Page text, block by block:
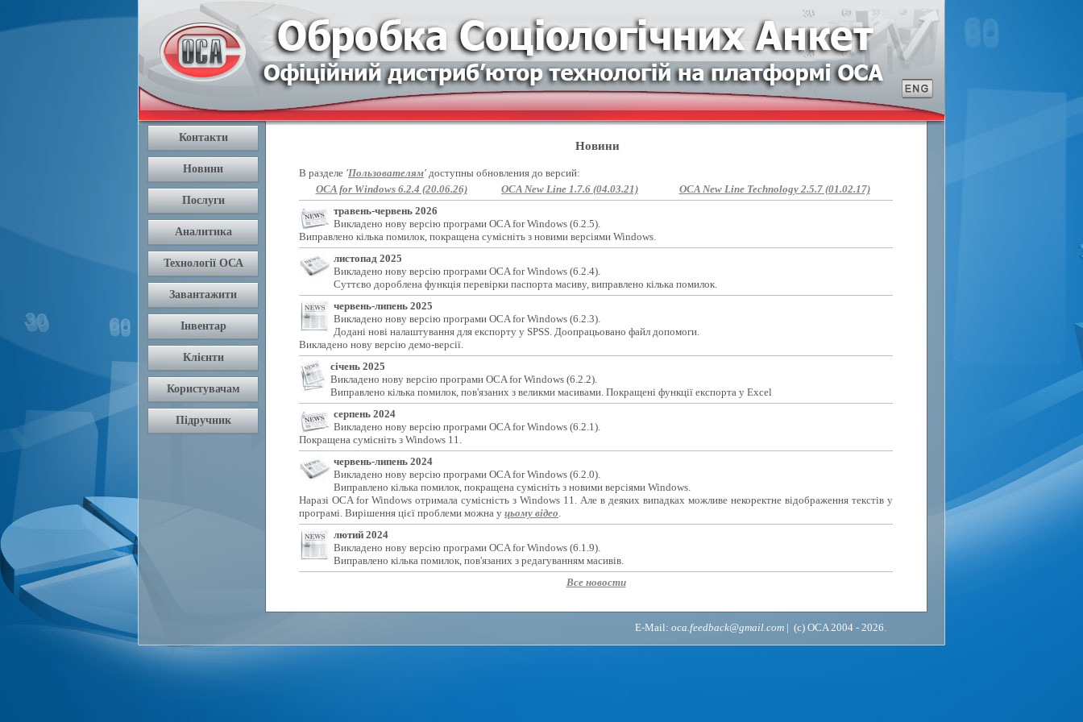
Новини
В разделе 'Пользователям' доступны обновления до версий:
OCA for Windows 6.2.4 (20.06.26)
OCA New Line 1.7.6 (04.03.21)
OCA New Line Technology 2.5.7 (01.02.17)
травень-червень 2026
Викладено нову версію програми OCA for Windows (6.2.5).
Виправлено кілька помилок, покращена сумісніть з новими версіями Windows.
листопад 2025
Викладено нову версію програми OCA for Windows (6.2.4).
Суттєво дороблена функція перевірки паспорта масиву, виправлено кілька помилок.
червень-липень 2025
Викладено нову версію програми OCA for Windows (6.2.3).
Додані нові налаштування для експорту у SPSS. Доопрацьовано файл допомоги.
Викладено нову версію демо-версії.
січень 2025
Викладено нову версію програми OCA for Windows (6.2.2).
Виправлено кілька помилок, пов'язаних з великми масивами. Покращені функції експорта у Excel
серпень 2024
Викладено нову версію програми OCA for Windows (6.2.1).
Покращена сумісніть з Windows 11.
червень-липень 2024
Викладено нову версію програми OCA for Windows (6.2.0).
Виправлено кілька помилок, покращена сумісніть з новими версіями Windows.
Наразі OCA for Windows отримала сумісність з Windows 11. Але в деяких випадках можливе некоректне відображення текстів у
програмі. Вирішення цієї проблеми можна у цьому відео.
лютий 2024
Викладено нову версію програми OCA for Windows (6.1.9).
Виправлено кілька помилок, пов'язаних з редагуванням масивів.
Все новости
E-Mail: oca.feedback@gmail.com | (c) OCA 2004 - 2026.